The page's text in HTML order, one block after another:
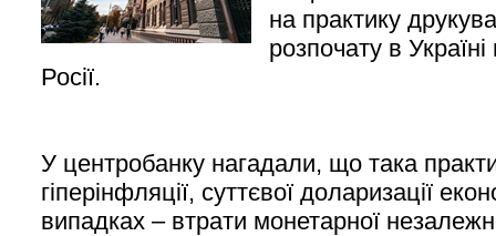
на практику
розпочату в
Росії.
У центробанку нагадали, що така
гіперінфляції, суттєвої доларизації
випадках – втрати монетарної